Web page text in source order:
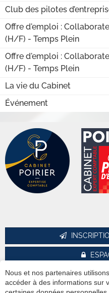
Club des pilotes
Offre d'emploi :
(H/F) - Temps Plein
Offre d'emploi :
(H/F) - Temps Plein
La vie du Cabinet
Événement
DE BALLAN-MIRÉ
de la Briaudière - Bâtiment A
Previous
Nous et nos partenaires
accéder à des informations sur